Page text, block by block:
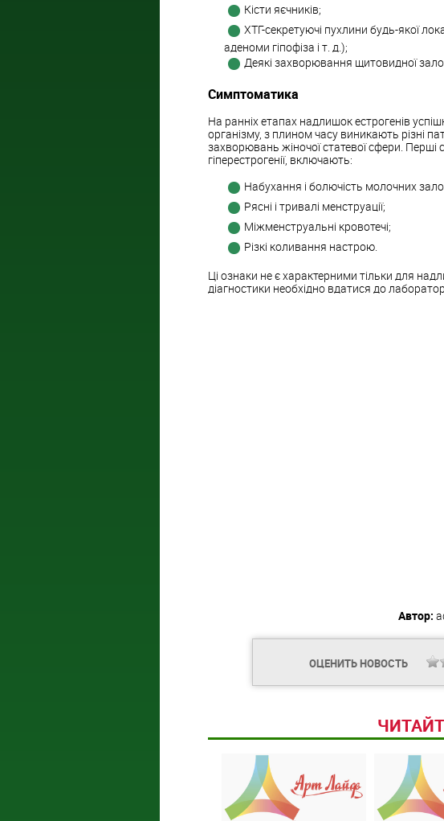
Кісти яєчників;
ХТГ-секретуючі пухлини будь-якої
аденоми гіпофіза і т. д.);
Деякі захворювання щитовидної
Симптоматика
На ранніх етапах надлишок естрогенів
організму, з плином часу виникають різні
захворювань жіночої статевої сфери.
гіперестрогенії, включають:
Набухання і болючість молочних
Рясні і тривалі менструації;
Міжменструальні кровотечі;
Різкі коливання настрою.
Ці ознаки не є характерними тільки для
діагностики необхідно вдатися до
Автор:
ОЦЕНИТЬ НОВОСТЬ